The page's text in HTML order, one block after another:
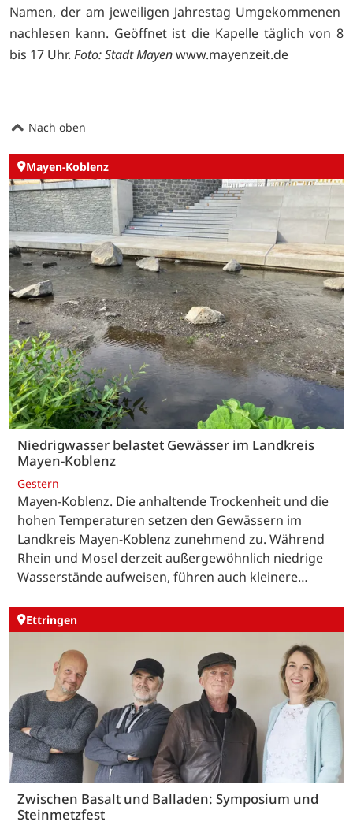
Namen, der am jeweiligen Jahrestag Umgekommenen
nachlesen kann. Geöffnet ist die Kapelle täglich von 8
bis 17 Uhr. Foto: Stadt Mayenwww.mayenzeit.de
Nach oben
Mayen-Koblenz
Niedrigwasser belastet Gewässer im Landkreis
Mayen-Koblenz
Gestern
Mayen-Koblenz. Die anhaltende Trockenheit und die
hohen Temperaturen setzen den Gewässern im
Landkreis Mayen-Koblenz zunehmend zu. Während
Rhein und Mosel derzeit außergewöhnlich niedrige
Wasserstände aufweisen, führen auch kleinere…
Ettringen
Zwischen Basalt und Balladen: Symposium und
Steinmetzfest